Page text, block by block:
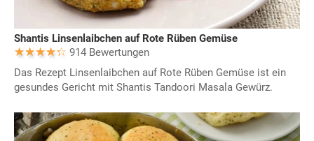
Shantis Linsenlaibchen auf Rote Rüben Gemüse
914 Bewertungen
Das Rezept Linsenlaibchen auf Rote Rüben Gemüse ist ein
gesundes Gericht mit Shantis Tandoori Masala Gewürz.